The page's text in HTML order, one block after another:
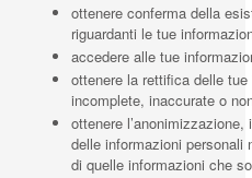
ottenere conferma della
riguardanti le tue
accedere alle tue
ottenere la rettifica delle
incomplete, inaccurate o
ottenere
delle informazioni
di quelle informazioni che